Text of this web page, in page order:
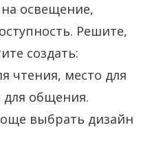
освещение,
Решите,
создать:
чтения, место для
для общения.
выбрать дизайн